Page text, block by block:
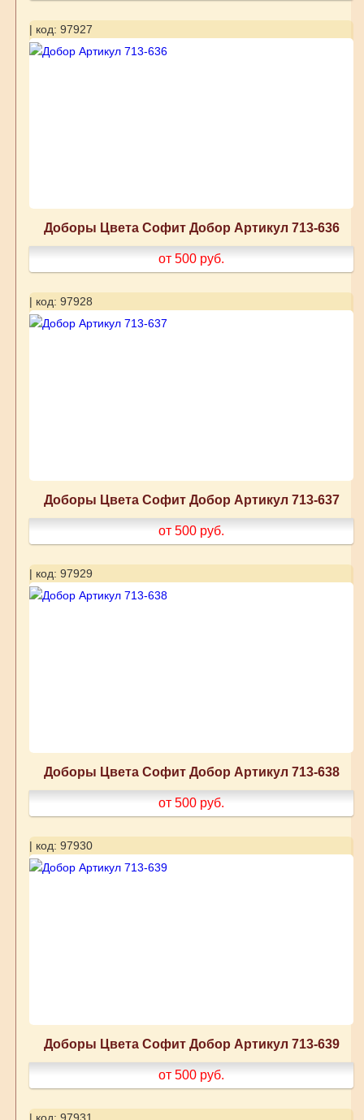
| код: 97927
Доборы Цвета Софит Добор Артикул 713-636
от 500 руб.
| код: 97928
Доборы Цвета Софит Добор Артикул 713-637
от 500 руб.
| код: 97929
Доборы Цвета Софит Добор Артикул 713-638
от 500 руб.
| код: 97930
Доборы Цвета Софит Добор Артикул 713-639
от 500 руб.